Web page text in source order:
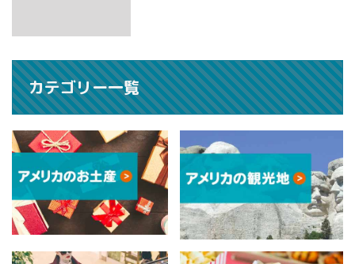
カテゴリー一覧